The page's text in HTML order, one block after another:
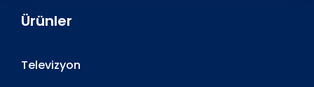
Ürünler
Televizyon